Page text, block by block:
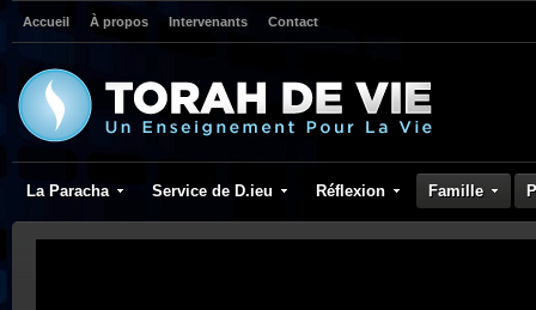
Accueil À propos Intervenants Contact
La Paracha Service de D.ieu Réflexion Famille